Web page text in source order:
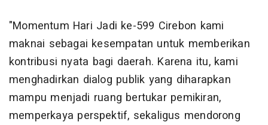
"Momentum Hari Jadi ke-599 Cirebon kami
maknai sebagai kesempatan untuk memberikan
kontribusi nyata bagi daerah. Karena itu, kami
menghadirkan dialog publik yang diharapkan
mampu menjadi ruang bertukar pemikiran,
memperkaya perspektif, sekaligus mendorong